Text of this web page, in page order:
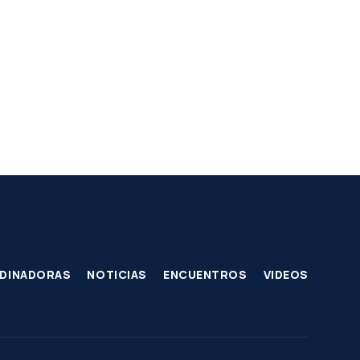
NOTICIAS ENCUENTROS VIDEOS